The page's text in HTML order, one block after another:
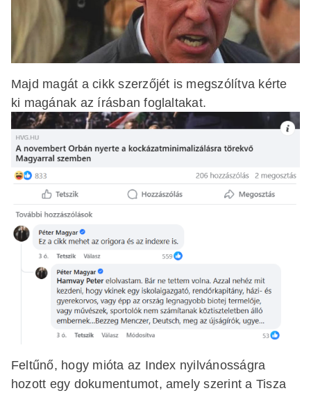
Majd magát a cikk szerzőjét is megszólítva kérte
ki magának az írásban foglaltakat.
Feltűnő, hogy mióta az Index nyilvánosságra
hozott egy dokumentumot, amely szerint a Tisza